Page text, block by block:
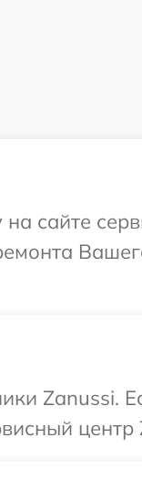
сайте
Zanussi.
центр